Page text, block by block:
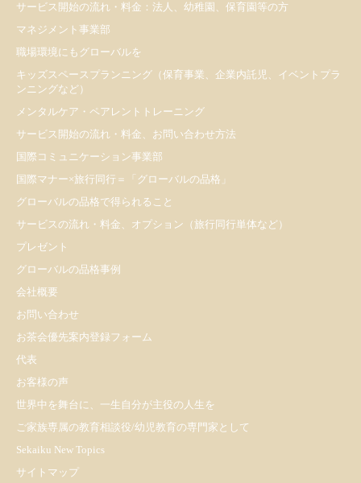
サービス開始の流れ・料金：法人、幼稚園、保育園等の方
マネジメント事業部
職場環境にもグローバルを
キッズスペースプランニング（保育事業、企業内託児、イベントプラ
ンニングなど）
メンタルケア・ペアレントトレーニング
サービス開始の流れ・料金、お問い合わせ方法
国際コミュニケーション事業部
国際マナー×旅行同行＝「グローバルの品格」
グローバルの品格で得られること
サービスの流れ・料金、オプション（旅行同行単体など）
プレゼント
​グローバルの品格事例
会社概要
お問い合わせ
お茶会優先案内登録フォーム
代表
お客様の声
世界中を舞台に、一生自分が主役の人生を
ご家族専属の教育相談役/幼児教育の専門家として
Sekaiku New Topics
サイトマップ